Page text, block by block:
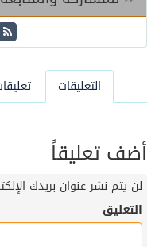
التعليقات تعليقات
تعليقاً
نشر عنوان بريدك الإلكتروني.